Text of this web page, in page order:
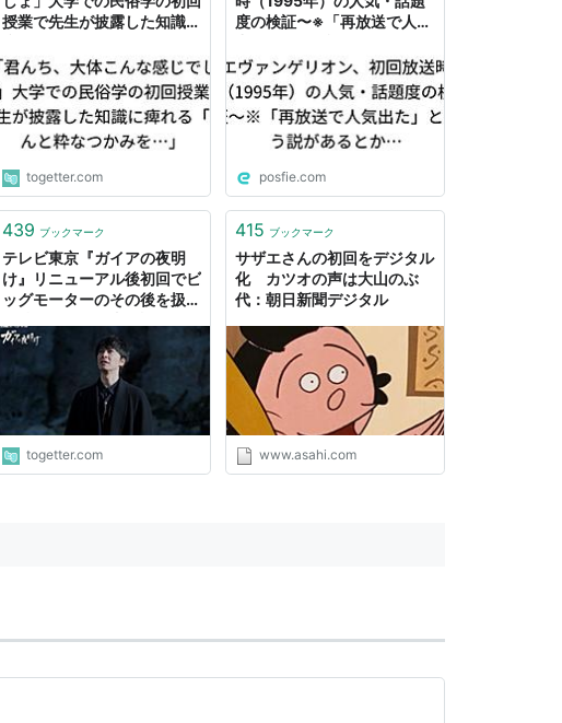
授業で先生が披露した知識に
を…」
togetter.com
度の検証〜※「再放送で人気
(2ページ目) - Togetter
posfie.com
439 ブックマーク
テレビ東京『ガイアの夜明
け』リニューアル後初回でビ
ッグモーターのその後を扱っ
んだ...」と感じさせられる
togetter.com
415 ブックマーク
サザエさんの初回をデジタル
化 カツオの声は大山のぶ
代：朝日新聞デジタル
www.asahi.com